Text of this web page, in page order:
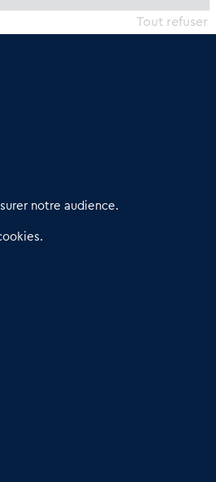
au service du commerce de
notre audience.
Tout refuser